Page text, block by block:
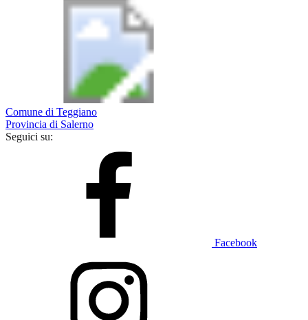
Comune di Teggiano
Provincia di Salerno
Seguici su:
Facebook